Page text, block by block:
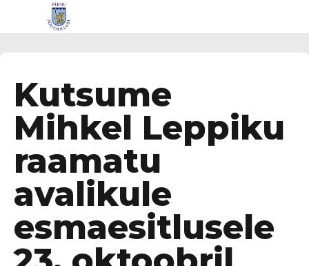
Kutsume
Mihkel Leppiku
raamatu
avalikule
esmaesitlusele